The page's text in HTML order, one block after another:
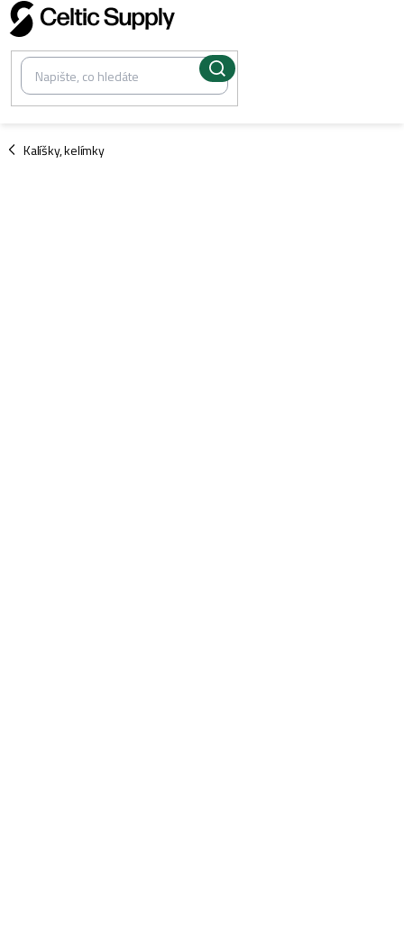
Přejít
na
obsah
Kalíšky, kelímky
/